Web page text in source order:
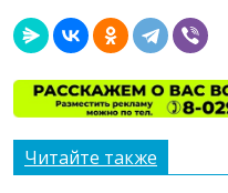
Читайте также